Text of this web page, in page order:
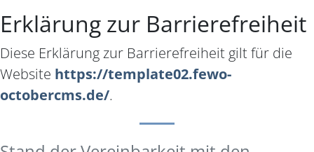
Erklärung zur Barrierefreiheit
Diese Erklärung zur Barrierefreiheit gilt für die
Website https://template02.fewo-
octobercms.de/.